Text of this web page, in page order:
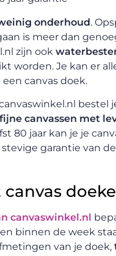
onderhoud.
is meer dan
zijn ook
worden. Je kan er
canvas doek.
bestel
canvassen met
80 jaar kan je je
garantie van
canvaswinkel.nl
binnen de week
van je doek,